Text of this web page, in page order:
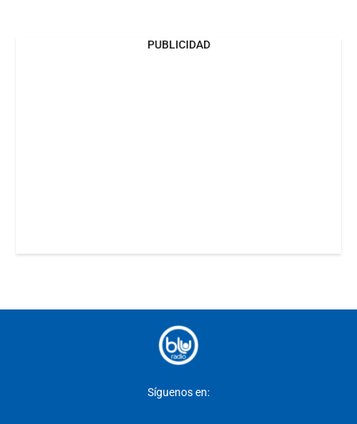
PUBLICIDAD
Síguenos en: